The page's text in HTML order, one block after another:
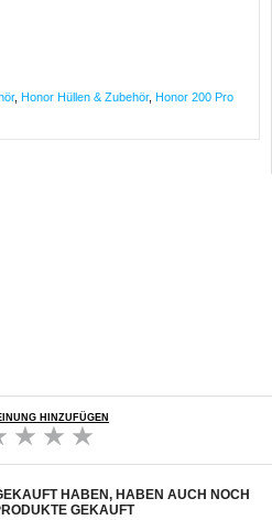
, Honor Hüllen & Zubehör, Honor 200 Pro
HINZUFÜGEN
HABEN, HABEN AUCH NOCH
GEKAUFT